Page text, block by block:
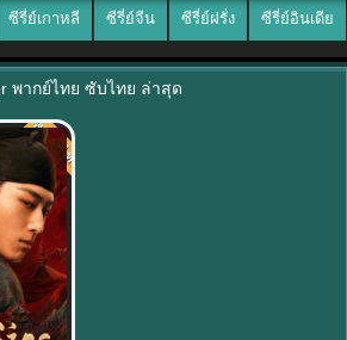
ซีรี่ย์เกาหลี ซีรี่ย์จีน ซีรี่ย์ฝรั่ง ซีรี่ย์อินเดีย
พากย์ไทย ซับไทย ล่าสุด
พากย์ไทย